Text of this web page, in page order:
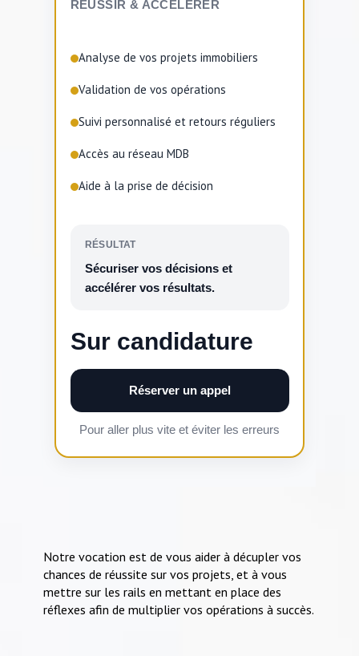
RÉUSSIR & ACCÉLÉRER
Analyse de vos projets immobiliers
Validation de vos opérations
Suivi personnalisé et retours réguliers
Accès au réseau MDB
Aide à la prise de décision
RÉSULTAT
Sécuriser vos décisions et
accélérer vos résultats.
Sur candidature
Réserver un appel
Pour aller plus vite et éviter les erreurs
Notre vocation est de vous aider à décupler vos
chances de réussite sur vos projets, et à vous
mettre sur les rails en mettant en place des
réflexes afin de multiplier vos opérations à succès.